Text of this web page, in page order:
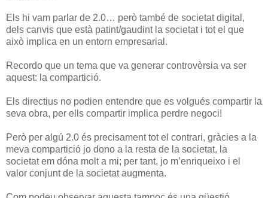
Els hi vam parlar de 2.0… però també de societat digital,
dels canvis que està patint/gaudint la societat i tot el que
això implica en un entorn empresarial.
Recordo que un tema que va generar controvèrsia va ser
aquest: la compartició.
Els directius no podien entendre que es volgués compartir la
seva obra, per ells compartir implica perdre negoci!
Però per algú 2.0 és precisament tot el contrari, gràcies a la
meva compartició jo dono a la resta de la societat, la
societat em dóna molt a mi; per tant, jo m’enriqueixo i el
valor conjunt de la societat augmenta.